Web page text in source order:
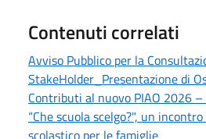
Contenuti correlati
Avviso Pubblico per la
StakeHolder_Presentazione di
Contributi al nuovo PIAO 2026
“Che scuola scelgo?", un
scolastico per le famiglie